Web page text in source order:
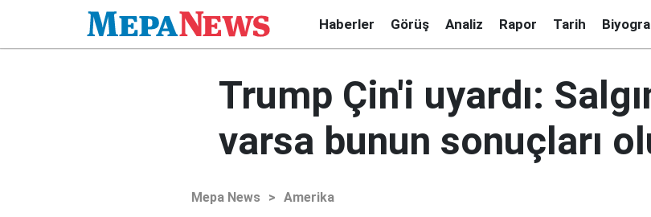
Haberler Görüş Analiz Rapor Tarih
Trump Çin'i uyardı:
varsa bunun sonuçları
Mepa News > Amerika